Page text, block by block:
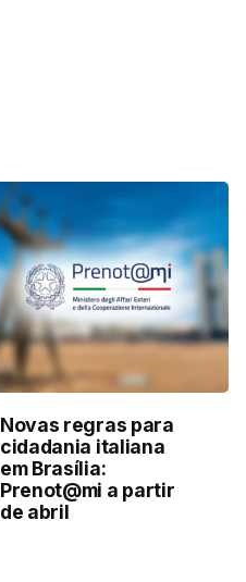
Novas regras para
cidadania italiana
em Brasília:
Prenot@mi a partir
de abril